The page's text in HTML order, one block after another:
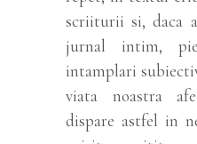
scriiturii si, daca
jurnal intim,
intamplari
viata noastra
dispare astfel in